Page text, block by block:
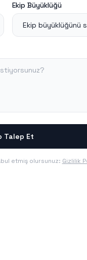
Ekip Büyüklüğü
Talep Et
etmiş olursunuz: Gizlilik